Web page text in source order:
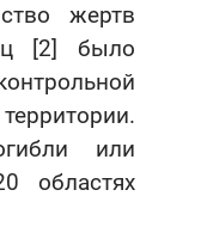
жертв
[2] было
или
областях